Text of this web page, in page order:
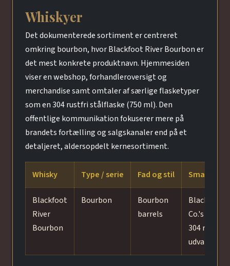
Whiskyer
Det dokumenterede sortiment er centreret
omkring bourbon, hvor Blackfoot River Bourbon er
det mest konkrete produktnavn. Hjemmesiden
viser en webshop, forhandleroversigt og
merchandise samt omtaler af særlige flasketyper
som en 304 rustfri stålflaske (750 ml). Den
offentlige kommunikation fokuserer mere på
brandets fortælling og salgskanaler end på et
detaljeret, aldersopdelt kernesortiment.
Whisky Type / serie Fad og stil
Blackfoot
River
Bourbon
Bourbon
Bourbon
barrels
Blackfoot
Co.'s
304 rustfri
udvalgte